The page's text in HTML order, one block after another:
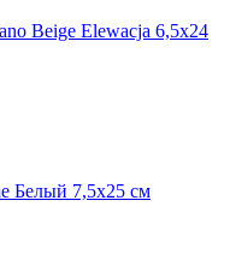
Beige Elewacja 6,5x24
Белый 7,5x25 см